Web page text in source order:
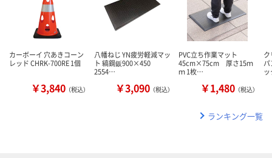
カーボーイ 穴あきコーン
レッド CHRK-700RE 1個
￥3,840 （税込）
八幡ねじ YN疲労軽減マッ
ト 縞鋼鈑900×450
2554…
￥3,090 （税込）
PVC立ち作業マット
45cm×75cm 厚さ15ｍ
ｍ 1枚…
￥1,480 （税込）
ク
ランキング一覧